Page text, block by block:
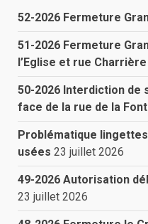
52-2026 Fermeture
51-2026 Fermeture
l’Eglise et rue
50-2026 Interdiction de
face de la rue de la
Problématique
usées 23 juillet 2026
49-2026 Autorisation
23 juillet 2026